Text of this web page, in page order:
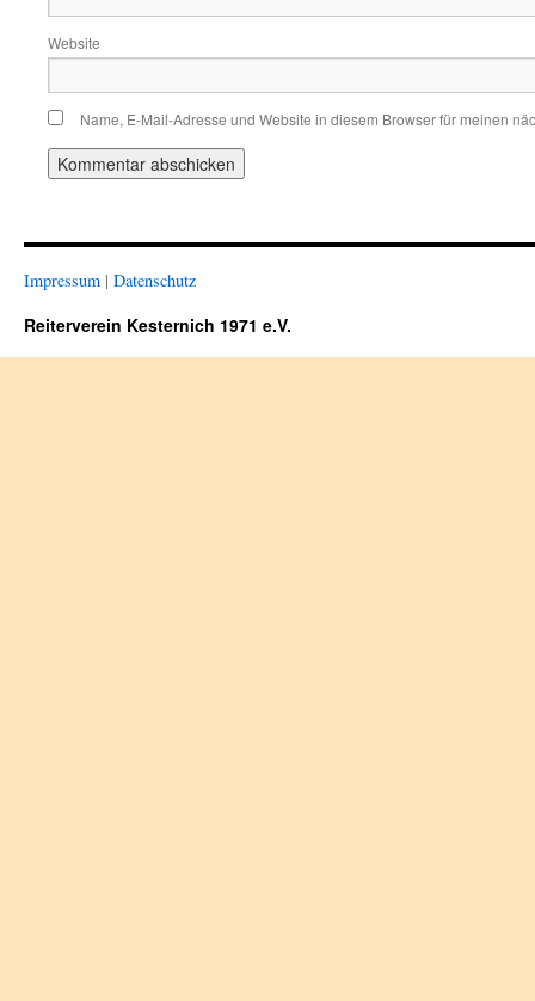
Website
Name, E-Mail-Adresse und Website in diesem Browser für meinen
Impressum | Datenschutz
Reiterverein Kesternich 1971 e.V.